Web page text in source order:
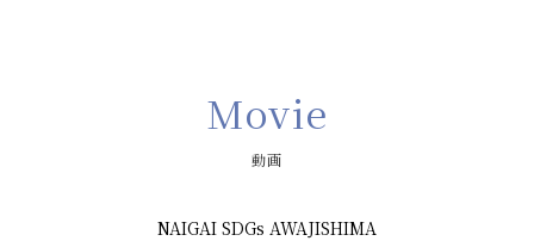
Movie
動画
NAIGAI SDGs AWAJISHIMA